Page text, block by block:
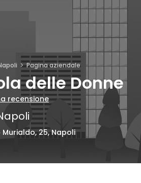
Pagina aziendale
delle Donne
recensione
25, Napoli